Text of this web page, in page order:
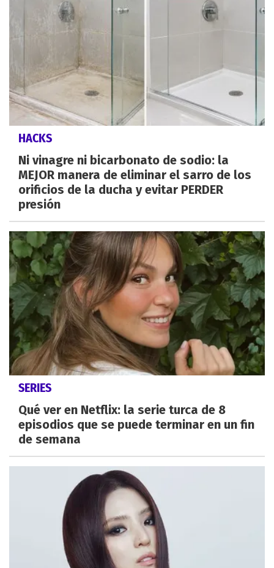
HACKS
Ni vinagre ni bicarbonato de sodio: la
MEJOR manera de eliminar el sarro de los
orificios de la ducha y evitar PERDER
presión
SERIES
Qué ver en Netflix: la serie turca de 8
episodios que se puede terminar en un fin
de semana